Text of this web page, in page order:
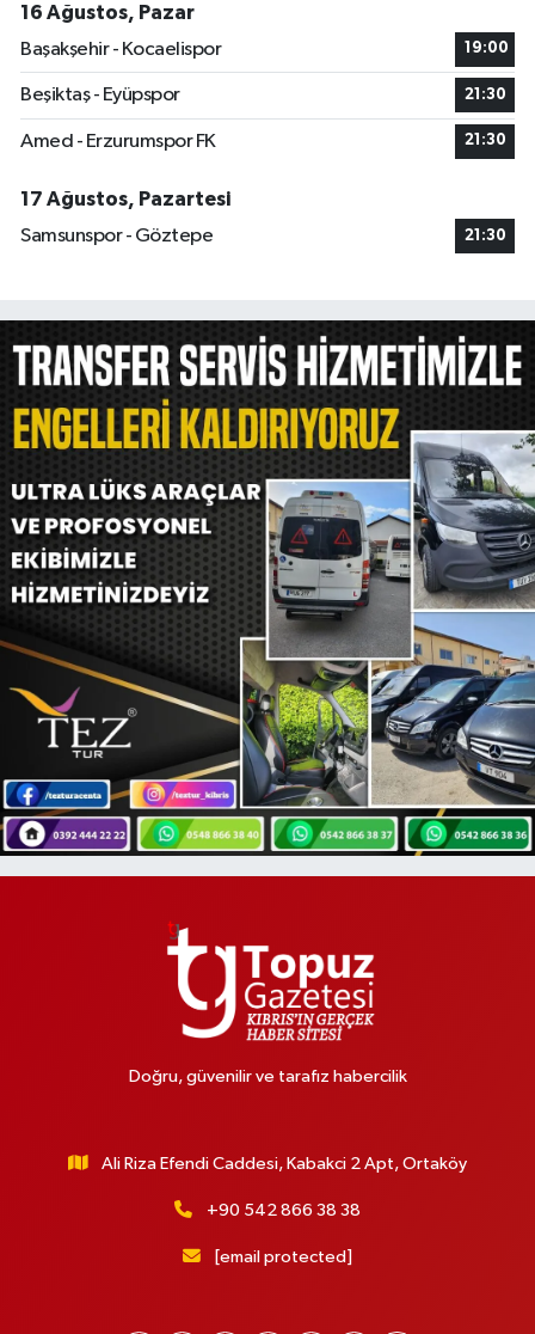
16 Ağustos, Pazar
Başakşehir - Kocaelispor
19:00
Beşiktaş - Eyüpspor 21:30
Amed - Erzurumspor FK 21:30
17 Ağustos, Pazartesi
Samsunspor - Göztepe
21:30
Doğru, güvenilir ve tarafız habercilik
Ali Riza Efendi Caddesi, Kabakci 2 Apt, Ortaköy
+90 542 866 38 38
[email protected]